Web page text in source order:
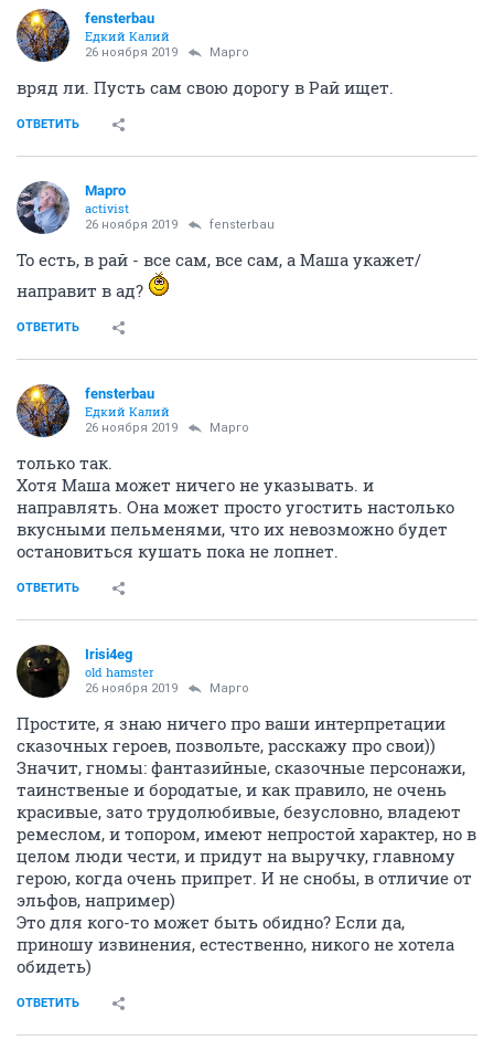
fensterbau
Едкий Калий
26 ноября 2019 Mаргo
вряд ли. Пусть сам свою дорогу в Рай ищет.
ОТВЕТИТЬ
Mаргo
activist
26 ноября 2019 fensterbau
То есть, в рай - все сам, все сам, а Маша укажет/
направит в ад?
ОТВЕТИТЬ
fensterbau
Едкий Калий
26 ноября 2019 Mаргo
только так.
Хотя Маша может ничего не указывать. и
направлять. Она может просто угостить настолько
вкусными пельменями, что их невозможно будет
остановиться кушать пока не лопнет.
ОТВЕТИТЬ
Irisi4eg
old hamster
26 ноября 2019 Mаргo
Простите, я знаю ничего про ваши интерпретации
сказочных героев, позвольте, расскажу про свои))
Значит, гномы: фантазийные, сказочные персонажи,
таинственые и бородатые, и как правило, не очень
красивые, зато трудолюбивые, безусловно, владеют
ремеслом, и топором, имеют непростой характер, но в
целом люди чести, и придут на выручку, главному
герою, когда очень припрет. И не снобы, в отличие от
эльфов, например)
Это для кого-то может быть обидно? Если да,
приношу извинения, естественно, никого не хотела
обидеть)
ОТВЕТИТЬ